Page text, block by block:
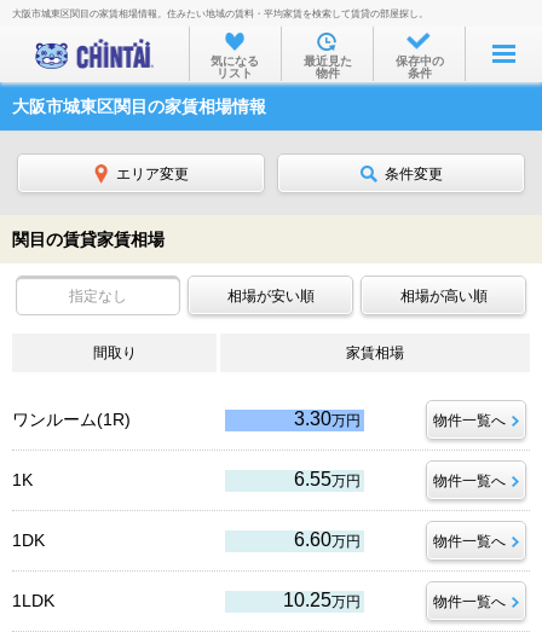
お部屋を探す
沿線・駅から
不動産会社から
大阪市城東区関目の家賃相場情報。住みたい地域の賃料・平均家賃を検索して賃貸の部屋探し。
気になる
リスト
最近見た
物件
保存中の
条件
大阪市城東区関目の家賃相場情報
エリア変更 条件変更
関目の賃貸家賃相場
指定なし 相場が安い順 相場が高い順
間取り 家賃相場
ワンルーム(1R) 3.30万円 物件一覧へ
1K 6.55万円 物件一覧へ
1DK 6.60万円 物件一覧へ
1LDK 10.25万円 物件一覧へ